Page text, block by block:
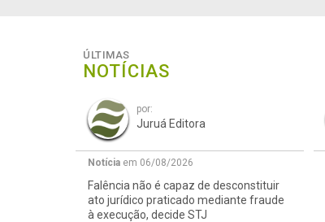
ÚLTIMAS
NOTÍCIAS
por:
Juruá Editora
Notícia em 06/08/2026
Falência não é capaz de desconstituir
ato jurídico praticado mediante fraude
à execução, decide STJ